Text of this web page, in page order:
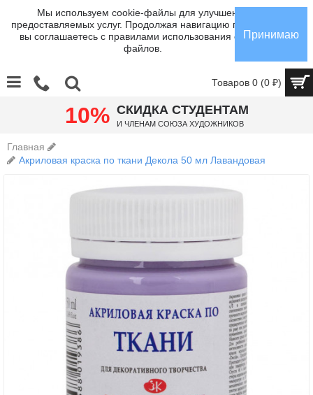
Мы используем cookie-файлы для улучшения
предоставляемых услуг. Продолжая навигацию по сайту,
вы соглашаетесь с правилами использования cookie-
файлов.
Принимаю
Товаров 0 (0 ₽)
10% СКИДКА СТУДЕНТАМ
И членам Союза Художников
Главная
Акриловая краска по ткани Декола 50 мл Лавандовая